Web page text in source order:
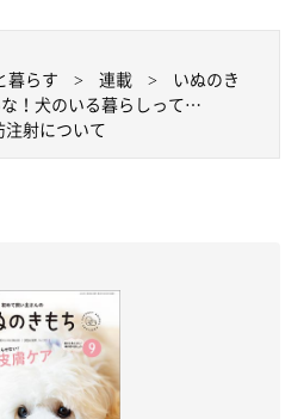
暮らす 連載
いぬのき
！犬のいる暮らしって…
射について